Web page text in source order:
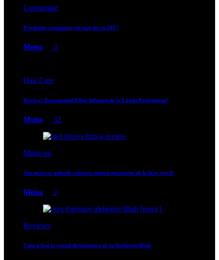
Consumate
Produsele consumate cel mai des in 2017
Mona 4
Hair Care
Review: Tratamentul Fiber Infusion de la Londa Professional
Mona 32
Make-up
Am incercat gelurile colorate pentru sprancene de la Kat von D
Mona 2
Reviews
Cum a fost la cursul de formator de la Atelierele Ilbah